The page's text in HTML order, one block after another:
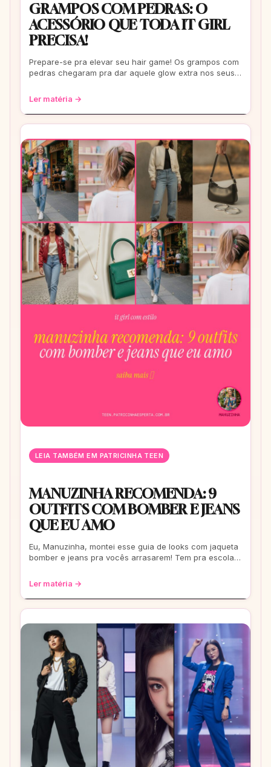
GRAMPOS COM PEDRAS: O
ACESSÓRIO QUE TODA IT GIRL
PRECISA!
Prepare-se pra elevar seu hair game! Os grampos com
pedras chegaram pra dar aquele glow extra nos seus
Ler matéria →
LEIA TAMBÉM EM PATRICINHA TEEN
MANUZINHA RECOMENDA: 9
OUTFITS COM BOMBER E JEANS
QUE EU AMO
Eu, Manuzinha, montei esse guia de looks com jaqueta
bomber e jeans pra vocês arrasarem! Tem pra escola,
Ler matéria →